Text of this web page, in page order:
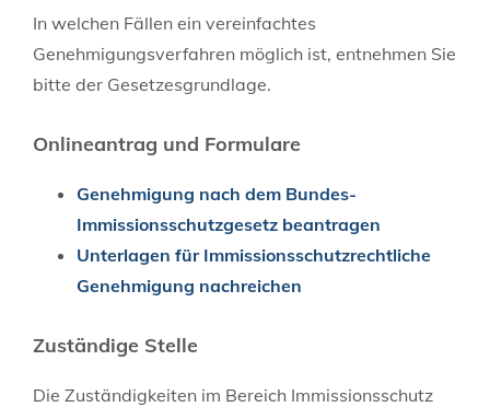
In welchen Fällen ein vereinfachtes
Genehmigungsverfahren möglich ist, entnehmen Sie
bitte der Gesetzesgrundlage.
Onlineantrag und Formulare
Genehmigung nach dem Bundes-
Immissionsschutzgesetz beantragen
Unterlagen für Immissionsschutzrechtliche
Genehmigung nachreichen
Zuständige Stelle
Die Zuständigkeiten im Bereich Immissionsschutz